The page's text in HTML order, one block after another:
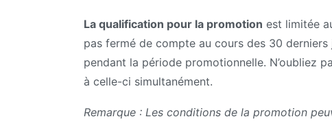
La qualification pour la promotion est limitée
pas fermé de compte au cours des 30
pendant la période promotionnelle. N’oubliez
à celle-ci simultanément.
Remarque : Les conditions de la promotion